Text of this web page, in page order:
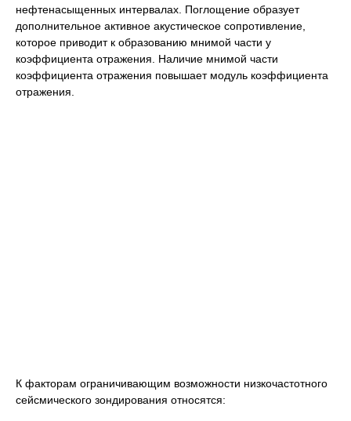
нефтенасыщенных интервалах. Поглощение образует
дополнительное активное акустическое сопротивление,
которое приводит к образованию мнимой части у
коэффициента отражения. Наличие мнимой части
коэффициента отражения повышает модуль коэффициента
отражения.
К факторам ограничивающим возможности низкочастотного
сейсмического зондирования относятся: